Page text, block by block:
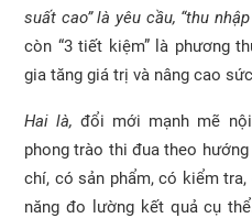
suất cao” là yêu cầu, “thu
còn “3 tiết kiệm” là phương
gia tăng giá trị và nâng cao
Hai là, đổi mới mạnh mẽ
phong trào thi đua theo
chí, có sản phẩm, có kiểm
năng đo lường kết quả cụ